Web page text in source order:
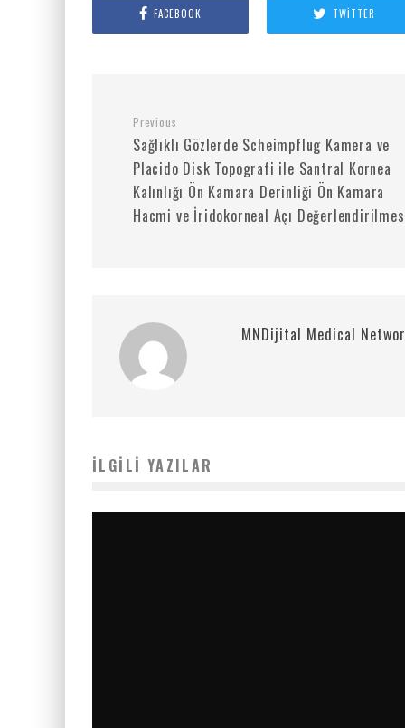
FACEBOOK TWITTER
Previous
Sağlıklı Gözlerde Scheimpflug Kamera ve
Placido Disk Topografi ile Santral Kornea
Kalınlığı Ön Kamara Derinliği Ön Kamara
Hacmi ve İridokorneal Açı
MNDijital Medical
İLGILI YAZILAR